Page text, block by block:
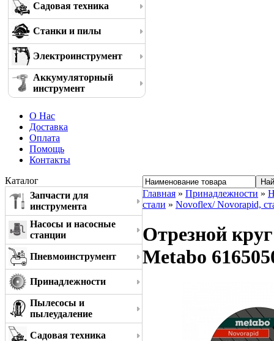
Садовая техника
Станки и пилы
Электроинструмент
Аккумуляторный
инструмент
О Нас
Доставка
Оплата
Помощь
Контакты
Каталог
Запчасти для
инструмента
Насосы и насосные
станции
Пневмоинструмент
Принадлежности
Пылесосы и
пылеудаление
Садовая техника
Главная » Принадлежности »
стали » Novoflex/ Novorapid,
Отрезной
Metabo